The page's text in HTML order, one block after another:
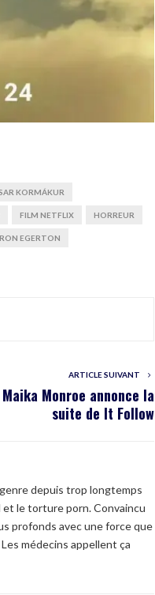
KORMÁKUR
FILM NETFLIX HORREUR
EGERTON
ARTICLE SUIVANT
Monroe annonce la
suite de It Follow
depuis trop longtemps
le torture porn. Convaincu
profonds avec une force que
médecins appellent ça